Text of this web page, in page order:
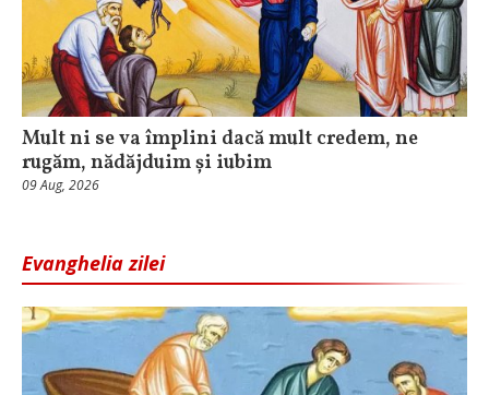
Mult ni se va împlini dacă mult credem, ne
rugăm, nădăjduim și iubim
09 Aug, 2026
Evanghelia zilei